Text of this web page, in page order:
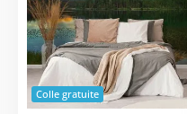
Colle gratuite